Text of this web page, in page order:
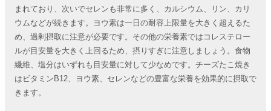
まれており、次いでセレンも非常に多く、カルシウム、リン、カリ
ウムなどが続きます。ヨウ素は一日の耐容上限量を大きく超えるた
め、過剰摂取に注意が必要です。その他の栄養素ではコレステロー
ルが目安量を大きく上回るため、摂りすぎに注意しましょう。食物
繊維、塩分はいずれも目安量に対して少なめです。チーズたこ焼き
はビタミンB12、ヨウ素、セレンなどの豊富な栄養を効果的に摂取で
きます。